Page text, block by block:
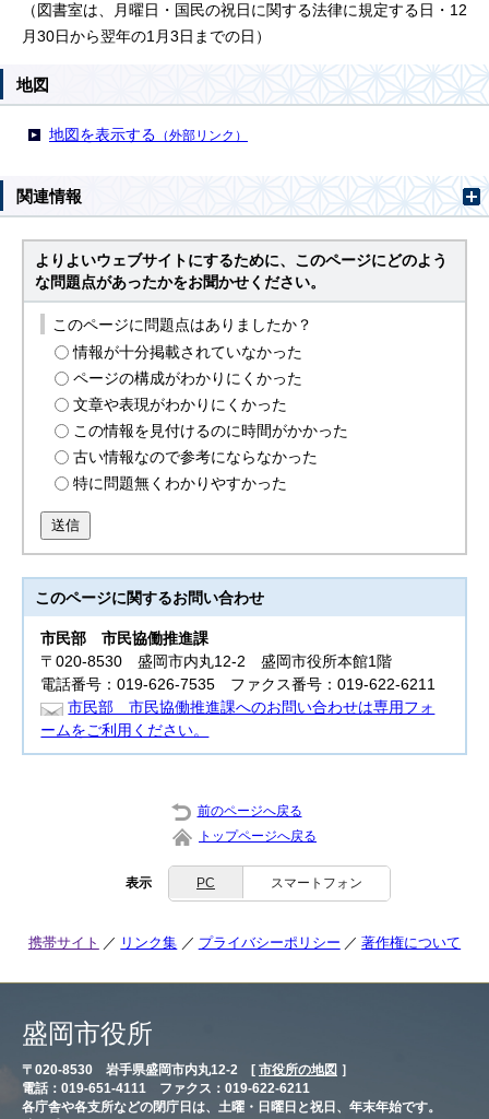
（図書室は、月曜日・国民の祝日に関する法律に規定する日・12
月30日から翌年の1月3日までの日）
地図
地図を表示する （外部リンク）
関連情報
よりよいウェブサイトにするために、このページにどのよう
な問題点があったかをお聞かせください。
このページに問題点はありましたか？
情報が十分掲載されていなかった
ページの構成がわかりにくかった
文章や表現がわかりにくかった
この情報を見付けるのに時間がかかった
古い情報なので参考にならなかった
特に問題無くわかりやすかった
送信
このページに関するお問い合わせ
市民部市民協働推進課
〒020-8530 盛岡市内丸12-2 盛岡市役所本館1階
電話番号：019-626-7535 ファクス番号：019-622-6211
市民部 市民協働推進課へのお問い合わせは専用フォ
ームをご利用ください。
前のページへ戻る
トップページへ戻る
表示 PC スマートフォン
携帯サイト リンク集 プライバシーポリシー 著作権について
盛岡市役所
〒020-8530 岩手県盛岡市内丸12-2 [ 市役所の地図 ］
電話：019-651-4111 ファクス：019-622-6211
各庁舎や各支所などの閉庁日は、土曜・日曜日と祝日、年末年始です。